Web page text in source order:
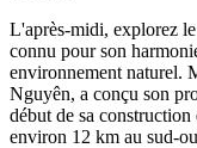
L'après-midi, explorez
connu pour son
environnement naturel.
Nguyên, a conçu son
début de sa
environ 12 km au sud-